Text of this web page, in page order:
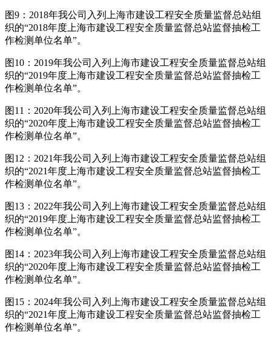
图9：2018年我公司入列上海市建设工程安全质量监督总站组
织的“2018年度上海市建设工程安全质量监督总站监督抽检工
作检测单位名单”。
图10：2019年我公司入列上海市建设工程安全质量监督总站组
织的“2019年度上海市建设工程安全质量监督总站监督抽检工
作检测单位名单”。
图11：2020年我公司入列上海市建设工程安全质量监督总站组
织的“2020年度上海市建设工程安全质量监督总站监督抽检工
作检测单位名单”。
图12：2021年我公司入列上海市建设工程安全质量监督总站组
织的“2021年度上海市建设工程安全质量监督总站监督抽检工
作检测单位名单”。
图13：2022年我公司入列上海市建设工程安全质量监督总站组
织的“2019年度上海市建设工程安全质量监督总站监督抽检工
作检测单位名单”。
图14：2023年我公司入列上海市建设工程安全质量监督总站组
织的“2020年度上海市建设工程安全质量监督总站监督抽检工
作检测单位名单”。
图15：2024年我公司入列上海市建设工程安全质量监督总站组
织的“2021年度上海市建设工程安全质量监督总站监督抽检工
作检测单位名单”。